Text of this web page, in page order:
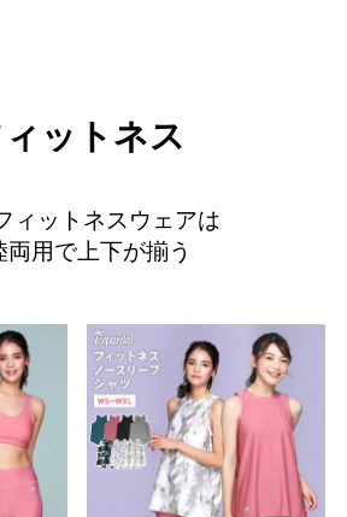
ットネス
ィットネスウェアは
両用で上下が揃う